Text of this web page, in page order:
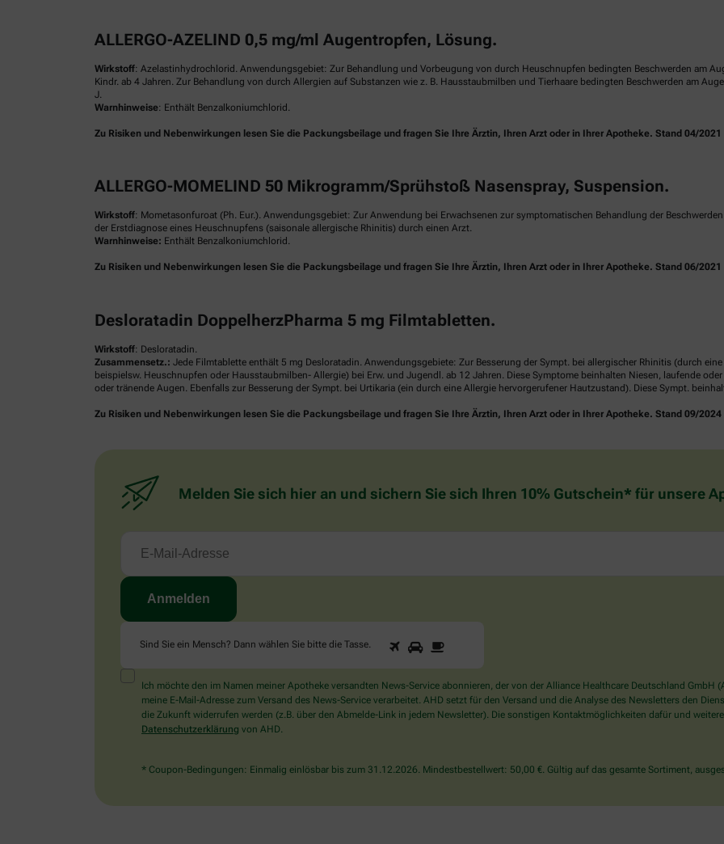
ALLERGO-AZELIND 0,5 mg/ml Augentropfen, Lösung.
Wirkstoff: Azelastinhydrochlorid. Anwendungsgebiet: Zur Behandlung und Vorbeugung von durch Heuschnupfen bedingten Beschwerden am
Kindr. ab 4 Jahren. Zur Behandlung von durch Allergien auf Substanzen wie z. B. Hausstaubmilben und Tierhaare bedingten Beschwerden am
J.
Warnhinweise: Enthält Benzalkoniumchlorid.
Zu Risiken und Nebenwirkungen lesen Sie die Packungsbeilage und fragen Sie Ihre Ärztin, Ihren Arzt oder in Ihrer Apotheke. Stand 04/2021
ALLERGO-MOMELIND 50 Mikrogramm/Sprühstoß Nasenspray, Suspension.
Wirkstoff: Mometasonfuroat (Ph. Eur.). Anwendungsgebiet: Zur Anwendung bei Erwachsenen zur symptomatischen Behandlung der
der Erstdiagnose eines Heuschnupfens (saisonale allergische Rhinitis) durch einen Arzt.
Warnhinweise: Enthält Benzalkoniumchlorid.
Zu Risiken und Nebenwirkungen lesen Sie die Packungsbeilage und fragen Sie Ihre Ärztin, Ihren Arzt oder in Ihrer Apotheke. Stand 06/2021
Desloratadin DoppelherzPharma 5 mg Filmtabletten.
Wirkstoff: Desloratadin.
Zusammensetz.: Jede Filmtablette enthält 5 mg Desloratadin. Anwendungsgebiete: Zur Besserung der Sympt. bei allergischer Rhinitis (durch
beispielsw. Heuschnupfen oder Hausstaubmilben- Allergie) bei Erw. und Jugendl. ab 12 Jahren. Diese Symptome beinhalten Niesen, laufende
oder tränende Augen. Ebenfalls zur Besserung der Sympt. bei Urtikaria (ein durch eine Allergie hervorgerufener Hautzustand). Diese Sympt.
Zu Risiken und Nebenwirkungen lesen Sie die Packungsbeilage und fragen Sie Ihre Ärztin, Ihren Arzt oder in Ihrer Apotheke. Stand 09/2024
Melden Sie sich hier an und sichern Sie sich Ihren 10% Gutschein* für unsere
Sind Sie ein Mensch? Dann wählen Sie bitte die Tasse
Sind
Sie
Mensch?
Dann
wählen
Tasse.
1 2
Ich möchte den im Namen meiner Apotheke versandten News-Service abonnieren, der von der Alliance Healthcare Deutschland
meine E-Mail-Adresse zum Versand des News-Service verarbeitet. AHD setzt für den Versand und die Analyse des Newsletters den
die Zukunft widerrufen werden (z.B. über den Abmelde-Link in jedem Newsletter). Die sonstigen Kontaktmöglichkeiten dafür und
Datenschutzerklärung von AHD.
* Coupon-Bedingungen: Einmalig einlösbar bis zum 31.12.2026. Mindestbestellwert: 50,00 €. Gültig auf das gesamte Sortiment,